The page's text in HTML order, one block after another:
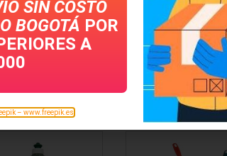
SIN COSTO
BOGOTÁ POR
A
– www.freepik.es